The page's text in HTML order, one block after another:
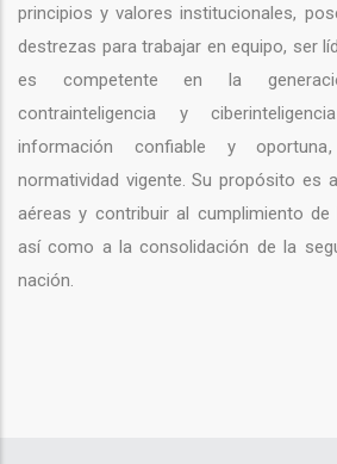
principios y valores institucionales,
destrezas para trabajar en equipo, ser
es competente en la
contrainteligencia y
información confiable y
normatividad vigente. Su propósito es
aéreas y contribuir al cumplimiento
así como a la consolidación de la
nación.